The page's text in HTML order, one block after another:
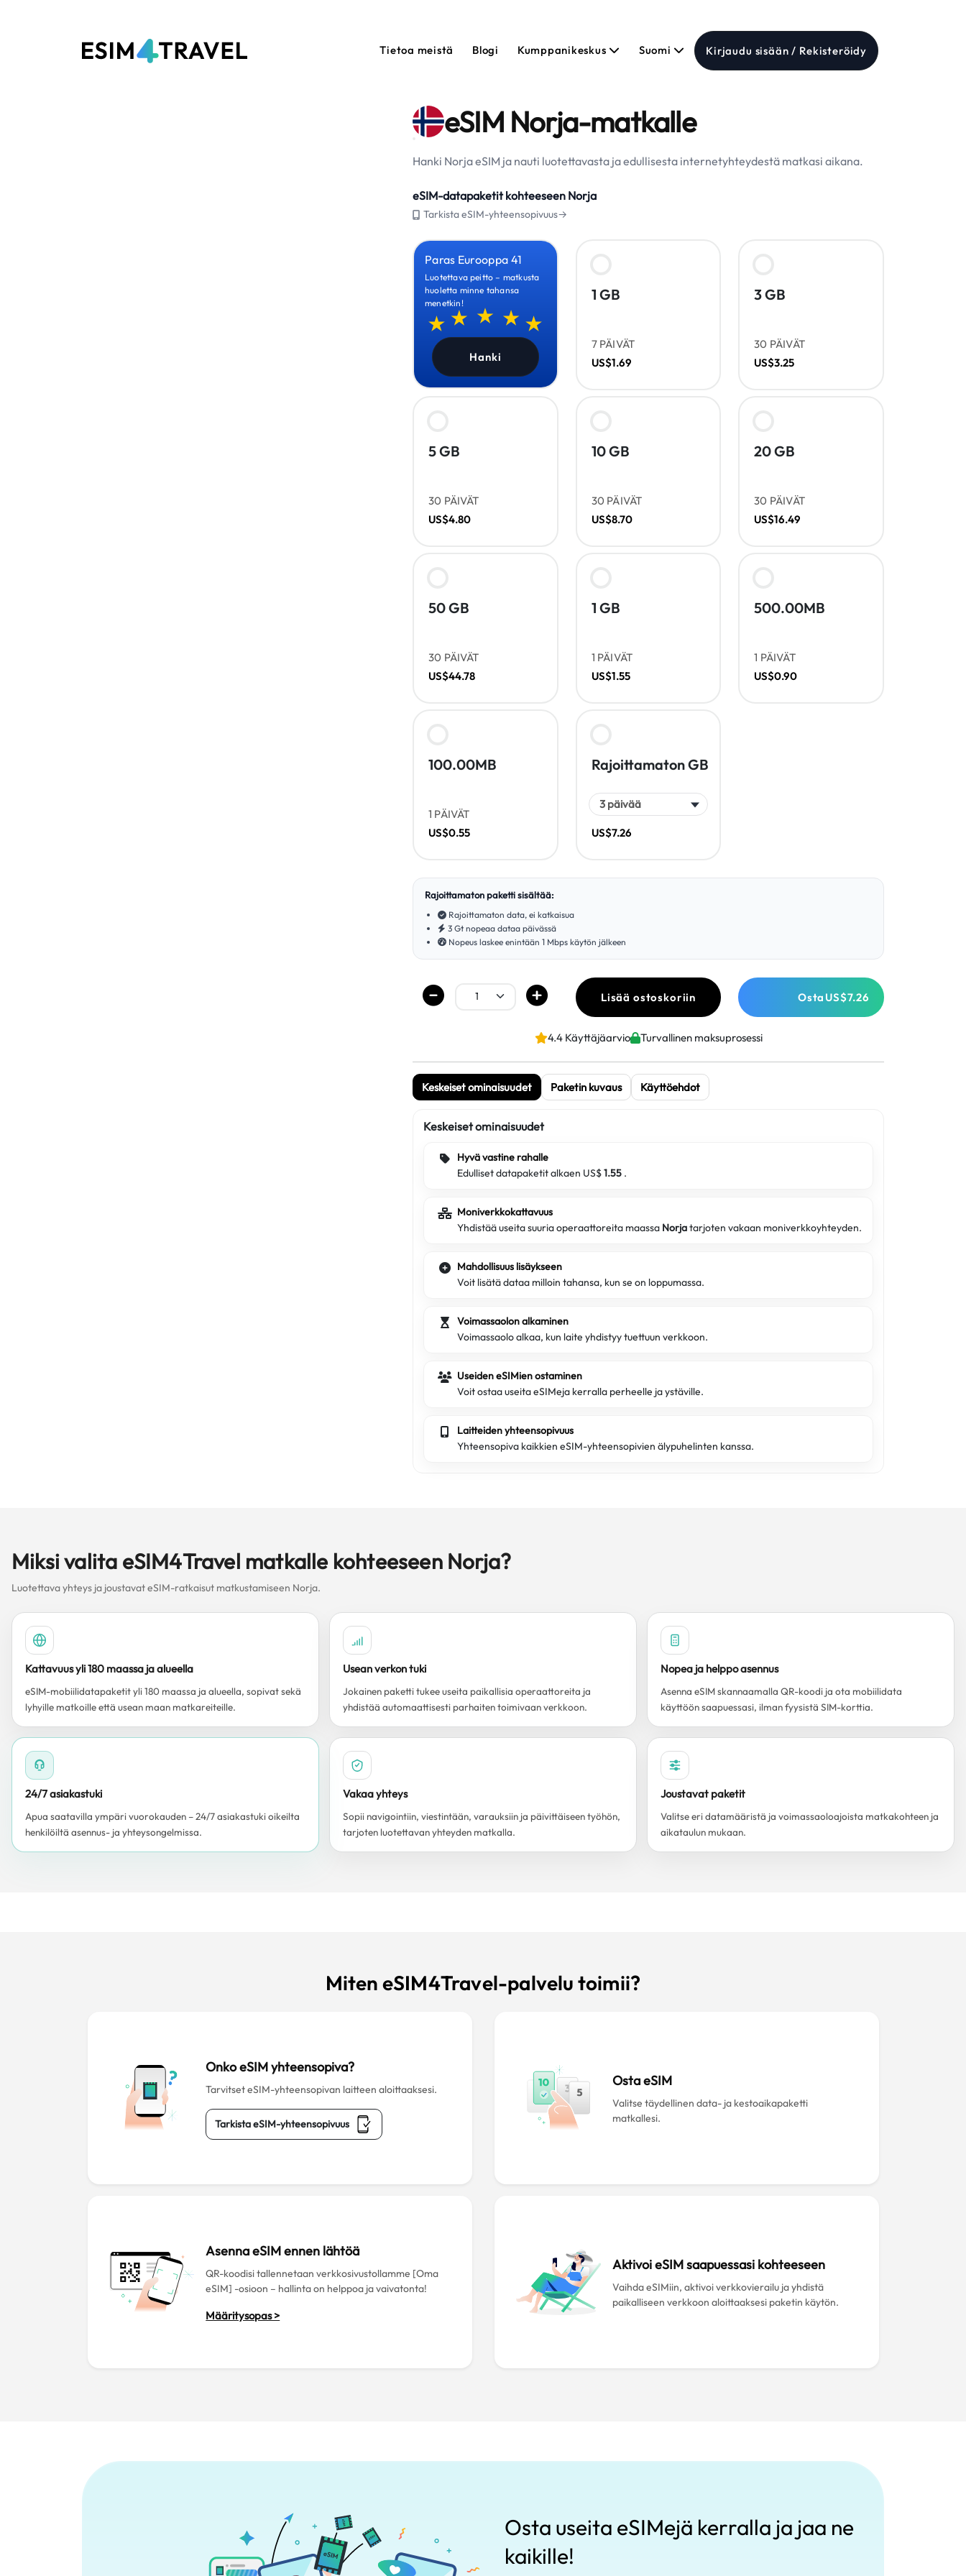
Tietoa meistä Blogi Kumppanikeskus Suomi Kirjaudu sisään / Rekisteröidy
eSIM Norja-matkalle
Hanki Norja eSIM ja nauti luotettavasta ja edullisesta internetyhteydestä matkasi aikana.
eSIM-datapaketit kohteeseen Norja
Tarkista eSIM-yhteensopivuus→
Paras Eurooppa 41
Luotettava peitto – matkusta
huoletta minne tahansa
menetkin!
Hanki
1 GB
7 PÄIVÄT
US$1.69
3 GB
30 PÄIVÄT
US$3.25
5 GB
30 PÄIVÄT
US$4.80
10 GB
30 PÄIVÄT
US$8.70
20 GB
30 PÄIVÄT
US$16.49
50 GB
30 PÄIVÄT
US$44.78
1 GB
1 PÄIVÄT
US$1.55
500.00MB
1 PÄIVÄT
US$0.90
100.00MB
1 PÄIVÄT
US$0.55
Rajoittamaton GB
US$7.26
Rajoittamaton paketti sisältää:
Rajoittamaton data, ei katkaisua
3 Gt nopeaa dataa päivässä
Nopeus laskee enintään 1 Mbps käytön jälkeen
Lisää ostoskoriin Osta US$7.26
4.4 Käyttäjäarvio Turvallinen maksuprosessi
Keskeiset ominaisuudet Paketin kuvaus Käyttöehdot
Keskeiset ominaisuudet
Hyvä vastine rahalle
Edulliset datapaketit alkaen US$1.55 .
Moniverkkokattavuus
Yhdistää useita suuria operaattoreita maassa Norjatarjoten vakaan moniverkkoyhteyden.
Mahdollisuus lisäykseen
Voit lisätä dataa milloin tahansa, kun se on loppumassa.
Voimassaolon alkaminen
Voimassaolo alkaa, kun laite yhdistyy tuettuun verkkoon.
Useiden eSIMien ostaminen
Voit ostaa useita eSIMeja kerralla perheelle ja ystäville.
Laitteiden yhteensopivuus
Yhteensopiva kaikkien eSIM-yhteensopivien älypuhelinten kanssa.
Miksi valita eSIM4Travel matkalle kohteeseen Norja?
Luotettava yhteys ja joustavat eSIM-ratkaisut matkustamiseen Norja.
Kattavuus yli 180 maassa ja alueella
eSIM-mobiilidatapaketit yli 180 maassa ja alueella, sopivat sekä
lyhyille matkoille että usean maan matkareiteille.
Usean verkon tuki
Jokainen paketti tukee useita paikallisia operaattoreita ja
yhdistää automaattisesti parhaiten toimivaan verkkoon.
Nopea ja helppo asennus
Asenna eSIM skannaamalla QR-koodi ja ota mobiilidata
käyttöön saapuessasi, ilman fyysistä SIM-korttia.
24/7 asiakastuki
Apua saatavilla ympäri vuorokauden – 24/7 asiakastuki oikeilta
henkilöiltä asennus- ja yhteysongelmissa.
Vakaa yhteys
Sopii navigointiin, viestintään, varauksiin ja päivittäiseen työhön,
tarjoten luotettavan yhteyden matkalla.
Joustavat paketit
Valitse eri datamääristä ja voimassaoloajoista matkakohteen ja
aikataulun mukaan.
Miten eSIM4Travel-palvelu toimii?
Onko eSIM yhteensopiva?
Tarvitset eSIM-yhteensopivan laitteen aloittaaksesi.
Tarkista eSIM-yhteensopivuus
Osta eSIM
Valitse täydellinen data- ja kestoaikapaketti
matkallesi.
Asenna eSIM ennen lähtöä
QR-koodisi tallennetaan verkkosivustollamme [Oma
eSIM] -osioon – hallinta on helppoa ja vaivatonta!
Määritysopas >
Aktivoi eSIM saapuessasi kohteeseen
Vaihda eSIMiin, aktivoi verkkovierailu ja yhdistä
paikalliseen verkkoon aloittaaksesi paketin käytön.
Osta useita eSIMejä kerralla ja jaa ne
kaikille!